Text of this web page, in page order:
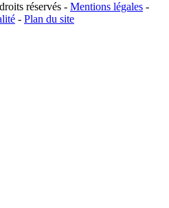
réservés - Mentions légales -
- Plan du site